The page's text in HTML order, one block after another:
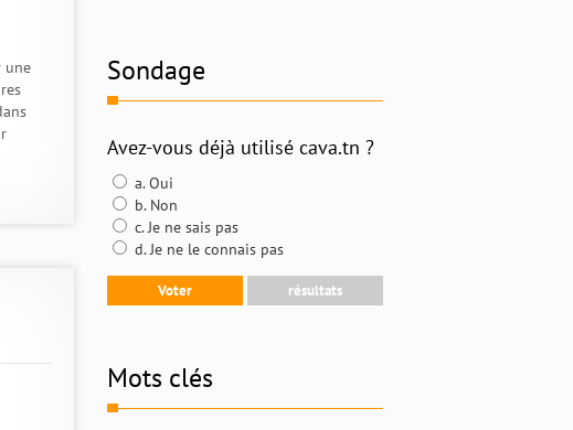
une
Sondage
Avez-vous déjà utilisé cava.tn ?
a. Oui
b. Non
c. Je ne sais pas
d. Je ne le connais pas
Mots clés